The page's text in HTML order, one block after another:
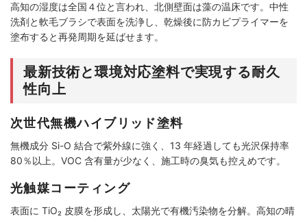
高知の湿度は全国４位と言われ、北側壁面は藻の温床です。中性
洗剤と軟毛ブラシで表面を洗浄し、乾燥後に防カビプライマーを
塗布すると再発周期を延ばせます。
最新技術と環境対応塗料で実現する耐久
性向上
次世代無機ハイブリッド塗料
無機成分 Si-O 結合で紫外線に強く、13 年経過しても光沢保持率
80％以上。VOC 含有量が少なく、施工時の臭気も控えめです。
光触媒コーティング
表面に TiO₂ 皮膜を形成し、太陽光で有機汚染物を分解。高知の晴